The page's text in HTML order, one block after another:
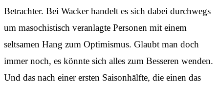
Betrachter. Bei Wacker handelt es sich dabei durchwegs
um masochistisch veranlagte Personen mit einem
seltsamen Hang zum Optimismus. Glaubt man doch
immer noch, es könnte sich alles zum Besseren wenden.
Und das nach einer ersten Saisonhälfte, die einen das